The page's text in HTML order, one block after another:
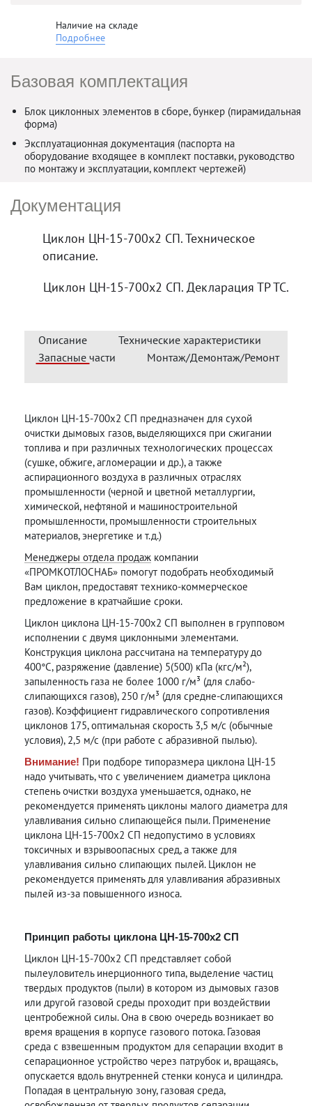
Наличие на складе
Подробнее
Базовая комплектация
Блок циклонных элементов в сборе, бункер (пирамидальная
форма)
Эксплуатационная документация (паспорта на
оборудование входящее в комплект поставки, руководство
по монтажу и эксплуатации, комплект чертежей)
Документация
Циклон ЦН-15-700х2 СП. Техническое
описание.
Циклон ЦН-15-700х2 СП. Декларация ТР ТС.
Описание
Технические характеристики
Запасные части
Монтаж/Демонтаж/Ремонт
Циклон ЦН-15-700х2 СП предназначен для сухой
очистки дымовых газов, выделяющихся при сжигании
топлива и при различных технологических процессах
(сушке, обжиге, агломерации и др.), а также
аспирационного воздуха в различных отраслях
промышленности (черной и цветной металлургии,
химической, нефтяной и машиностроительной
промышленности, промышленности строительных
материалов, энергетике и т.д.)
Менеджеры отдела продаж компании
«ПРОМКОТЛОСНАБ» помогут подобрать необходимый
Вам циклон, предоставят технико-коммерческое
предложение в кратчайшие сроки.
Циклон циклона ЦН-15-700х2 СП выполнен в групповом
исполнении с двумя циклонными элементами.
Конструкция циклона рассчитана на температуру до
400°С, разряжение (давление) 5(500) кПа (кгс/м²),
запыленность газа не более 1000 г/м³ (для слабо-
слипающихся газов), 250 г/м³ (для средне-слипающихся
газов). Коэффициент гидравлического сопротивления
циклонов 175, оптимальная скорость 3,5 м/с (обычные
условия), 2,5 м/с (при работе с абразивной пылью).
Внимание! При подборе типоразмера циклона ЦН-15
надо учитывать, что с увеличением диаметра циклона
степень очистки воздуха уменьшается, однако, не
рекомендуется применять циклоны малого диаметра для
улавливания сильно слипающейся пыли. Применение
циклона ЦН-15-700х2 СП недопустимо в условиях
токсичных и взрывоопасных сред, а также для
улавливания сильно слипающих пылей. Циклон не
рекомендуется применять для улавливания абразивных
пылей из-за повышенного износа.
Принцип работы циклона ЦН-15-700х2 СП
Циклон ЦН-15-700х2 СП представляет собой
пылеуловитель инерционного типа, выделение частиц
твердых продуктов (пыли) в котором из дымовых газов
или другой газовой среды проходит при воздействии
центробежной силы. Она в свою очередь возникает во
время вращения в корпусе газового потока. Газовая
среда с взвешенным продуктом для сепарации входит в
сепарационное устройство через патрубок и, вращаясь,
опускается вдоль внутренней стенки конуса и цилиндра.
Попадая в центральную зону, газовая среда,